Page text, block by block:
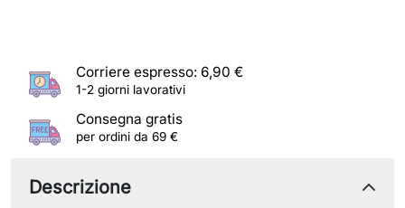
Corriere espresso: 6,90 €
1-2 giorni lavorativi
Consegna gratis
per ordini da 69 €
Descrizione